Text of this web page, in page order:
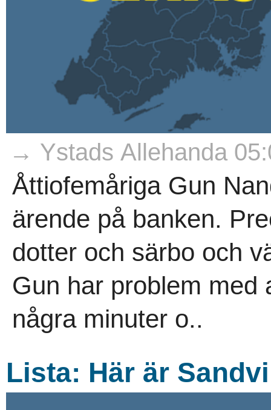
→ Ystads Allehanda
Åttiofemåriga Gun
ärende på banken.
dotter och särbo och
Gun har problem med
några minuter o..
Lista: Här är